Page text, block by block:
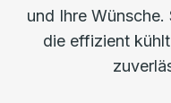
und Ihre Wünsche.
die effizient